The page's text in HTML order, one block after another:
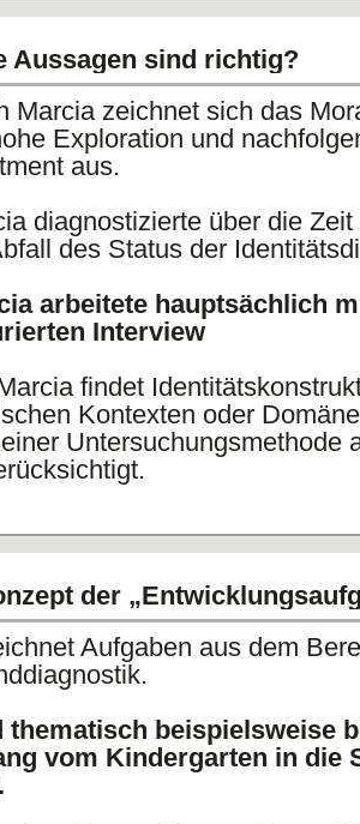
bleiben soll.
Aussagen sind richtig?
Marcia zeichnet sich das
Exploration und
aus.
diagnostizierte über die
des Status der
arbeitete hauptsächlich
Interview
findet
Kontexten oder
Untersuchungsmethode
Theorie aus.
der
Aufgaben aus dem
thematisch beispielsweise
vom Kindergarten in die